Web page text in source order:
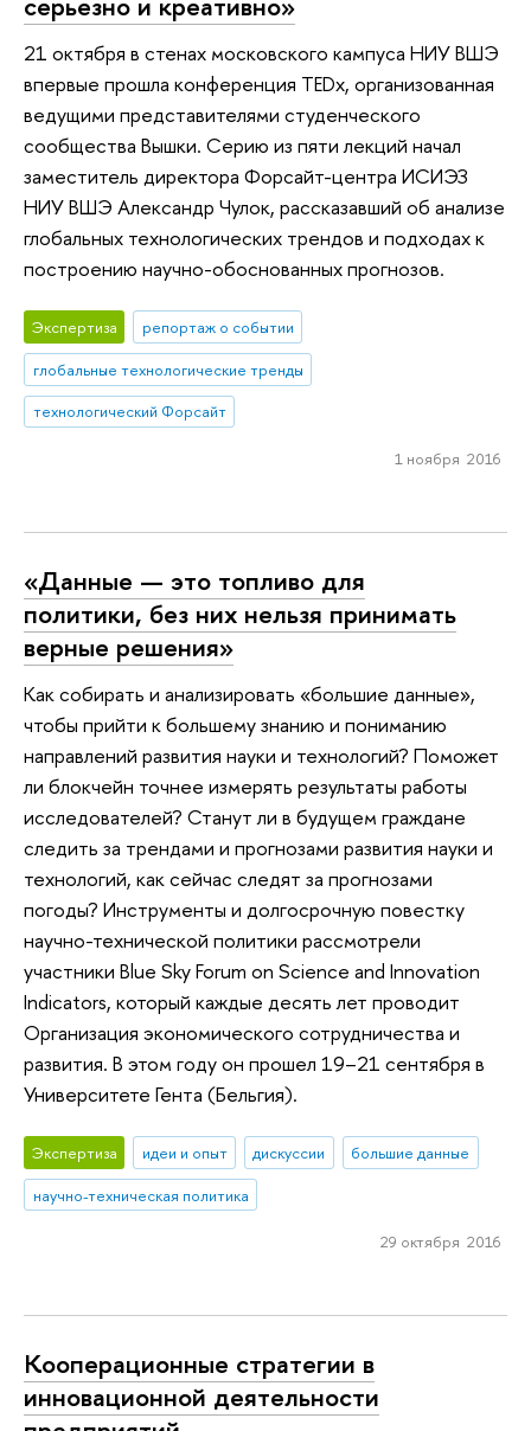
21 октября в стенах московского кампуса НИУ ВШЭ
впервые прошла конференция TEDx, организованная
ведущими представителями студенческого
сообщества Вышки. Серию из пяти лекций начал
заместитель директора Форсайт-центра ИСИЭЗ
НИУ ВШЭ Александр Чулок, рассказавший об анализе
глобальных технологических трендов и подходах к
построению научно-обоснованных прогнозов.
Экспертиза
репортаж о событии
глобальные технологические тренды
технологический Форсайт
1 ноября 2016
«Данные — это топливо для
политики, без них нельзя принимать
верные решения»
Как собирать и анализировать «большие данные»,
чтобы прийти к большему знанию и пониманию
направлений развития науки и технологий? Поможет
ли блокчейн точнее измерять результаты работы
исследователей? Станут ли в будущем граждане
следить за трендами и прогнозами развития науки и
технологий, как сейчас следят за прогнозами
погоды? Инструменты и долгосрочную повестку
научно-технической политики рассмотрели
участники Blue Sky Forum on Science and Innovation
Indicators, который каждые десять лет проводит
Организация экономического сотрудничества и
развития. В этом году он прошел 19–21 сентября в
Университете Гента (Бельгия).
Экспертиза идеи и опыт дискуссии
большие данные
научно-техническая политика
29 октября 2016
Кооперационные стратегии в
инновационной деятельности